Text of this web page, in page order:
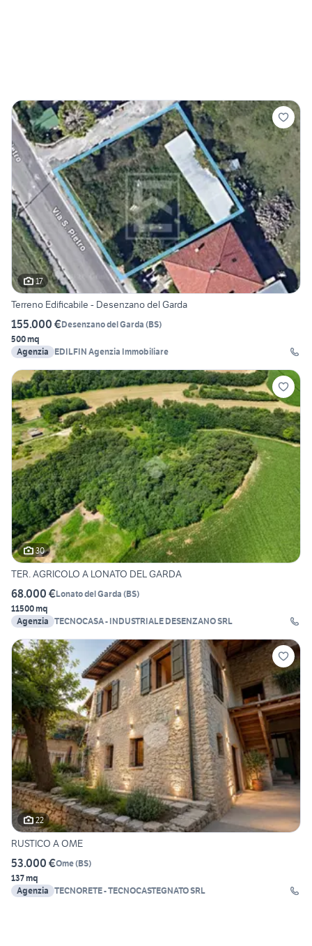
17
Terreno Edificabile - Desenzano del Garda
155.000 €Desenzano del Garda (BS)
500 mq
Agenzia
EDILFIN Agenzia Immobiliare
30
TER. AGRICOLO A LONATO DEL GARDA
68.000 €Lonato del Garda (BS)
11500 mq
Agenzia TECNOCASA - INDUSTRIALE DESENZANO SRL
22
RUSTICO A OME
53.000 €Ome(BS)
137 mq
Agenzia TECNORETE - TECNOCASTEGNATO SRL